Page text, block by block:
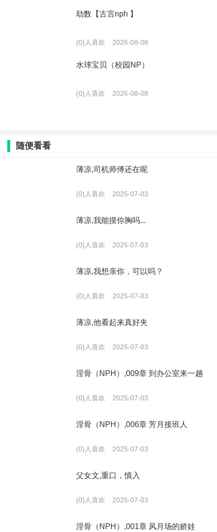
劫数【古言nph 】
(0)人喜欢 2026-08-08
水球宝贝（校园NP）
(0)人喜欢 2026-08-08
随便看看
薄凉,司机师傅还在呢
(0)人喜欢 2025-07-03
薄凉,我能摸你胸吗...
(0)人喜欢 2025-07-03
薄凉,我想亲你，可以吗？
(0)人喜欢 2025-07-03
薄凉,他看起来真好夹
(0)人喜欢 2025-07-03
淫骨（NPH）,009章 到办公室来一趟
(0)人喜欢 2025-07-03
淫骨（NPH）,006章 芳月接班人
(0)人喜欢 2025-07-03
父女文,重口，慎入
(0)人喜欢 2025-07-03
淫骨（NPH）,001章 风月场的娇娃